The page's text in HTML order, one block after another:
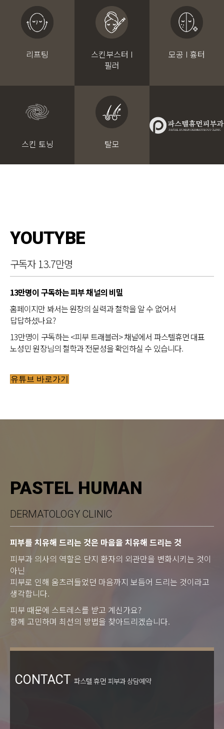
리프팅
스킨부스터 I
필러
모공 I 흉터
스킨 토닝 탈모
YOUTYBE
구독자 13.7만명
13만명이 구독하는 피부 채널의 비밀
홈페이지만 봐서는 원장의 실력과 철학을 알 수 없어서
답답하셨나요?
13만명이 구독하는 <피부 트래블러> 채널에서 파스텔휴먼 대표
노성민 원장님의 철학과 전문성을 확인하실 수 있습니다.
유튜브 바로가기
PASTEL HUMAN
DERMATOLOGY CLINIC
피부를 치유해 드리는 것은 마음을 치유해 드리는 것
피부과 의사의 역할은 단지 환자의 외관만을 변화시키는 것이
아닌
피부로 인해 움츠러들었던 마음까지 보듬어 드리는 것이라고
생각합니다.
피부 때문에 스트레스를 받고 계신가요?
함께 고민하며 최선의 방법을 찾아드리겠습니다.
CONTACT 파스텔 휴먼 피부과 상담예약